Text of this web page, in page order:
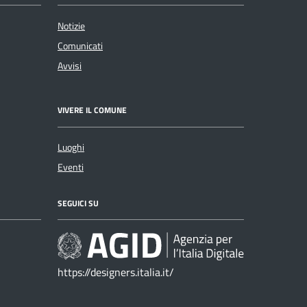
Notizie
Comunicati
Avvisi
VIVERE IL COMUNE
Luoghi
Eventi
SEGUICI SU
https://designers.italia.it/